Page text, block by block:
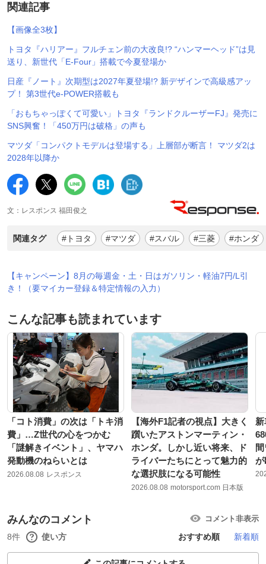
関連記事
【画像全3枚】
トヨタ『ハリアー』フルチェン前の大改良!? “ハンマーヘッド”は見
送り、新世代「E-Four」搭載で今夏登場か
日産『ノート』次期型は2027年夏登場!? 新デザインで高級感アッ
プ！ 第3世代e-POWER搭載も
「おもちゃっぽくて可愛い」トヨタ『ランドクルーザーFJ』発売に
SNS興奮！「450万円は破格」の声も
マツダ「コンパクトモデルは登場する」上層部が断言！ マツダ2は
2028年以降か
文：レスポンス 福田俊之
関連タグ #トヨタ #マツダ #スバル #三菱 #ホンダ
【キャンペーン】8月の毎週金・土・日はガソリン・軽油7円/L引
き！（要マイカー登録＆特定情報の入力）
こんな記事も読まれています
「コト消費」の次は「トキ消
費」…Z世代の心をつかむ
「謎解きイベント」、ヤマハ
発動機のねらいとは
2026.08.08 レスポンス
【海外F1記者の視点】大きく
躓いたアストンマーティン・
ホンダ。しかし近い将来、ド
ライバーたちにとって魅力的
な選択肢になる可能性
2026.08.08 motorsport.com 日本版
みんなのコメント コメント非表示
8件 使い方 おすすめ順 新着順